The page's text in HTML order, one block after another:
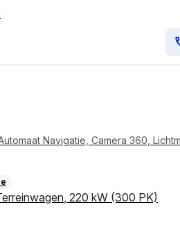
Navigatie, Camera 360,
bekleding, Stoel Verwarming &
220 kW (300 PK)